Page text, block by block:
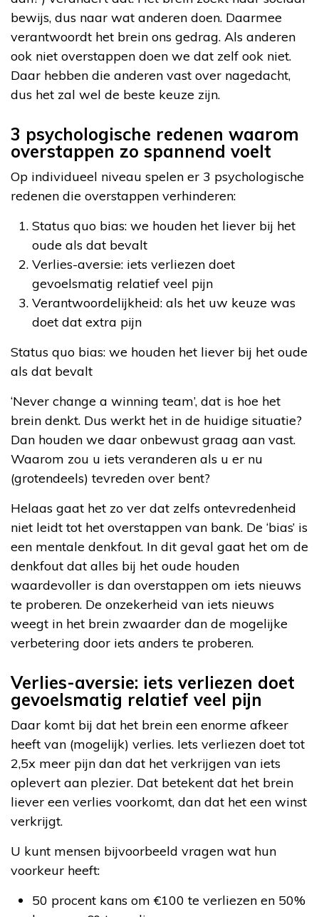
bewijs, dus naar wat anderen doen. Daarmee
verantwoordt het brein ons gedrag. Als anderen
ook niet overstappen doen we dat zelf ook niet.
Daar hebben die anderen vast over nagedacht,
dus het zal wel de beste keuze zijn.
3 psychologische redenen waarom
overstappen zo spannend voelt
Op individueel niveau spelen er 3 psychologische
redenen die overstappen verhinderen:
Status quo bias: we houden het liever bij het
oude als dat bevalt
Verlies-aversie: iets verliezen doet
gevoelsmatig relatief veel pijn
Verantwoordelijkheid: als het uw keuze was
doet dat extra pijn
Status quo bias: we houden het liever bij het oude
als dat bevalt
‘Never change a winning team’, dat is hoe het
brein denkt. Dus werkt het in de huidige situatie?
Dan houden we daar onbewust graag aan vast.
Waarom zou u iets veranderen als u er nu
(grotendeels) tevreden over bent?
Helaas gaat het zo ver dat zelfs ontevredenheid
niet leidt tot het overstappen van bank. De ‘bias’ is
een mentale denkfout. In dit geval gaat het om de
denkfout dat alles bij het oude houden
waardevoller is dan overstappen om iets nieuws
te proberen. De onzekerheid van iets nieuws
weegt in het brein zwaarder dan de mogelijke
verbetering door iets anders te proberen.
Verlies-aversie: iets verliezen doet
gevoelsmatig relatief veel pijn
Daar komt bij dat het brein een enorme afkeer
heeft van (mogelijk) verlies. Iets verliezen doet tot
2,5x meer pijn dan dat het verkrijgen van iets
oplevert aan plezier. Dat betekent dat het brein
liever een verlies voorkomt, dan dat het een winst
verkrijgt.
U kunt mensen bijvoorbeeld vragen wat hun
voorkeur heeft:
50 procent kans om €100 te verliezen en 50%